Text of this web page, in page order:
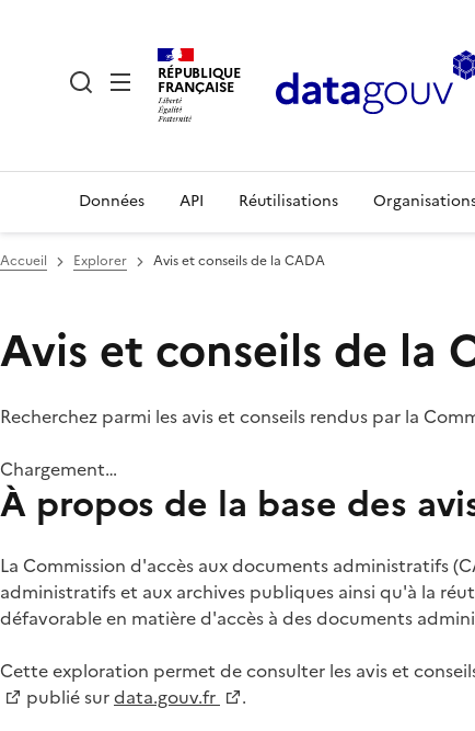
RÉPUBLIQUE
FRANÇAISE
Données API Réutilisations
Accueil Explorer Avis et conseils de la CADA
Avis et conseils de la
Recherchez parmi les avis et conseils rendus par la
Chargement…
À propos de la base des
La Commission d'accès aux documents administratifs
administratifs et aux archives publiques ainsi qu'à la
défavorable en matière d'accès à des documents
Cette exploration permet de consulter les avis et
publié surdata.gouv.fr .